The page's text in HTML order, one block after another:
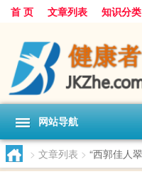
首 页 文章列表 知识分类
网站导航
> 文章列表 > “西郭佳人